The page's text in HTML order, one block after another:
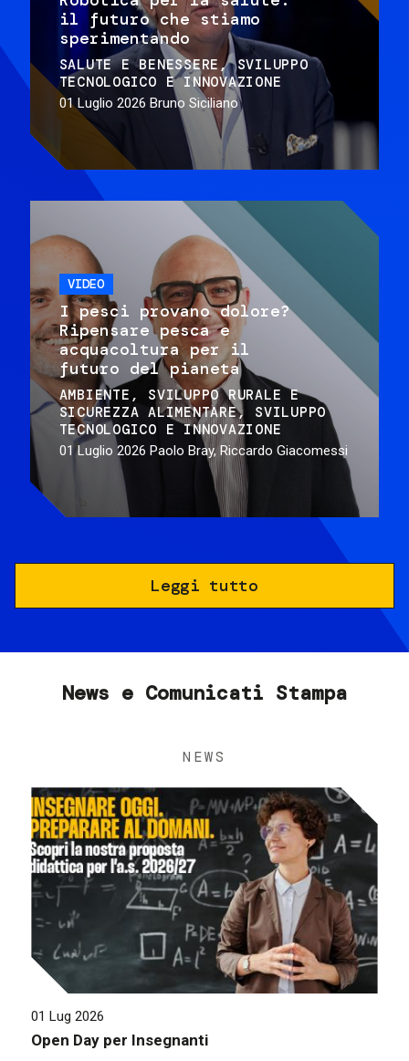
il futuro che stiamo
sperimentando
SALUTE E BENESSERE
SVILUPPO
TECNOLOGICO E INNOVAZIONE
01 Luglio 2026 Bruno Siciliano
VIDEO
I pesci provano dolore?
Ripensare pesca e
acquacoltura per il
futuro del pianeta
AMBIENTE
SVILUPPO RURALE E
SICUREZZA ALIMENTARE
SVILUPPO
TECNOLOGICO E INNOVAZIONE
01 Luglio 2026 Paolo Bray, Riccardo Giacomessi
Leggi tutto
News e Comunicati Stampa
NEWS
01 Lug 2026
Open Day per Insegnanti